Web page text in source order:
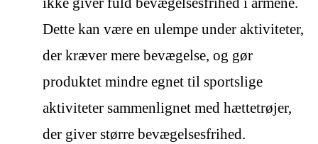
Dette kan være en ulempe under aktiviteter,
der kræver mere bevægelse, og gør
produktet mindre egnet til sportslige
aktiviteter sammenlignet med hættetrøjer,
der giver større bevægelsesfrihed.